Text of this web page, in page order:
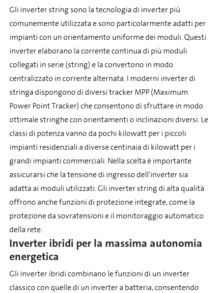
Gli inverter string sono la tecnologia di inverter più
comunemente utilizzata e sono particolarmente adatti per
impianti con un orientamento uniforme dei moduli. Questi
inverter elaborano la corrente continua di più moduli
collegati in serie (string) e la convertono in modo
centralizzato in corrente alternata. I moderni inverter di
stringa dispongono di diversi tracker MPP (Maximum
Power Point Tracker) che consentono di sfruttare in modo
ottimale stringhe con orientamenti o inclinazioni diversi. Le
classi di potenza vanno da pochi kilowatt per i piccoli
impianti residenziali a diverse centinaia di kilowatt per i
grandi impianti commerciali. Nella scelta è importante
assicurarsi che la tensione di ingresso dell'inverter sia
adatta ai moduli utilizzati. Gli inverter string di alta qualità
offrono anche funzioni di protezione integrate, come la
protezione da sovratensioni e il monitoraggio automatico
della rete.
Inverter ibridi per la massima autonomia
energetica
Gli inverter ibridi combinano le funzioni di un inverter
classico con quelle di un inverter a batteria, consentendo